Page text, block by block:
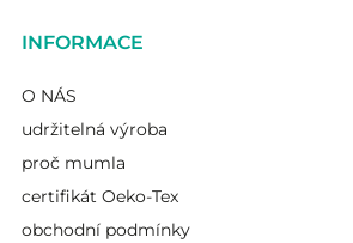
INFORMACE
O NÁS
udržitelná výroba
proč mumla
certifikát Oeko-Tex
obchodní podmínky